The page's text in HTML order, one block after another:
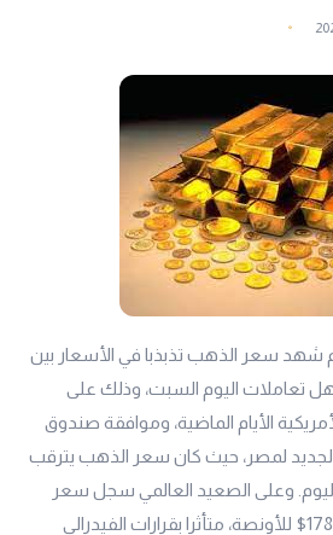
شهد سعر الذهب تذبذبا في الأسعار بين
تعاملات اليوم السبت، وذلك على
الأيام الماضية، وموافقة صندوق
لمصر، حيث كان سعر الذهب يترقب
وعلى الصعيد العالمي سجل سعر
الذهب بالدولار الأمريكي 1782$ للأونصة، متأثرا بقرارات الفيدرالي